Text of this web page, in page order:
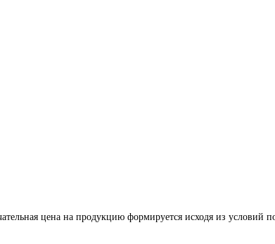
цена на продукцию формируется исходя из